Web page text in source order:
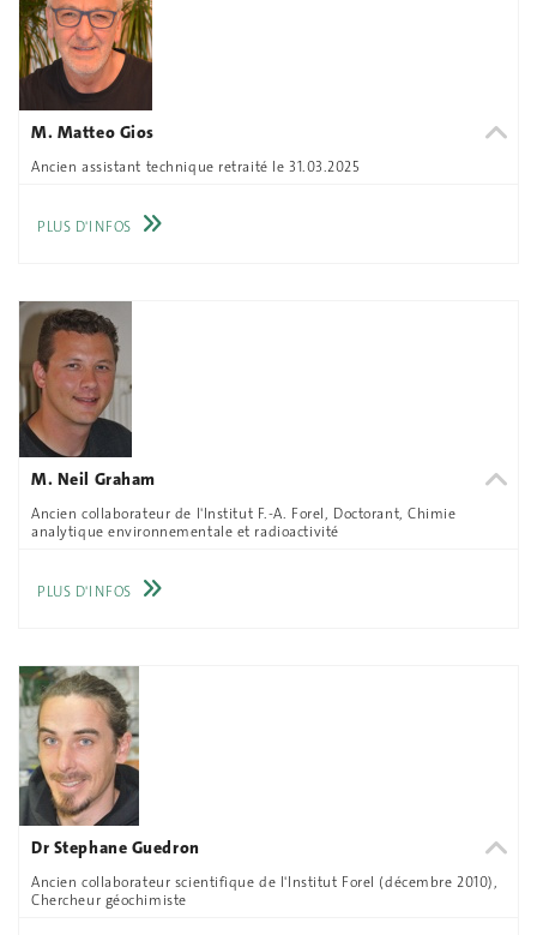
M. Matteo Gios
Ancien assistant technique retraité le 31.03.2025
PLUS D'INFOS
M. Neil Graham
Ancien collaborateur de l'Institut F.-A. Forel, Doctorant, Chimie
analytique environnementale et radioactivité
PLUS D'INFOS
Dr Stephane Guedron
Ancien collaborateur scientifique de l'Institut Forel (décembre 2010),
Chercheur géochimiste